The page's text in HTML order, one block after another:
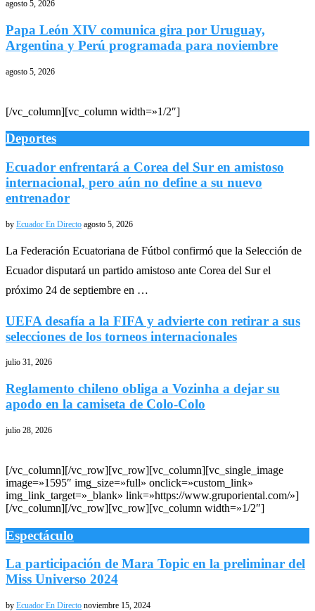
agosto 5, 2026
Papa León XIV comunica gira por Uruguay,
Argentina y Perú programada para noviembre
agosto 5, 2026
[/vc_column][vc_column width=»1/2″]
Deportes
Ecuador enfrentará a Corea del Sur en amistoso
internacional, pero aún no define a su nuevo
entrenador
by Ecuador En Directo agosto 5, 2026
La Federación Ecuatoriana de Fútbol confirmó que la Selección de
Ecuador disputará un partido amistoso ante Corea del Sur el
próximo 24 de septiembre en …
UEFA desafía a la FIFA y advierte con retirar a sus
selecciones de los torneos internacionales
julio 31, 2026
Reglamento chileno obliga a Vozinha a dejar su
apodo en la camiseta de Colo-Colo
julio 28, 2026
[/vc_column][/vc_row][vc_row][vc_column][vc_single_image
image=»1595″ img_size=»full» onclick=»custom_link»
img_link_target=»_blank» link=»https://www.gruporiental.com/»]
[/vc_column][/vc_row][vc_row][vc_column width=»1/2″]
Espectáculo
La participación de Mara Topic en la preliminar del
Miss Universo 2024
by Ecuador En Directo noviembre 15, 2024